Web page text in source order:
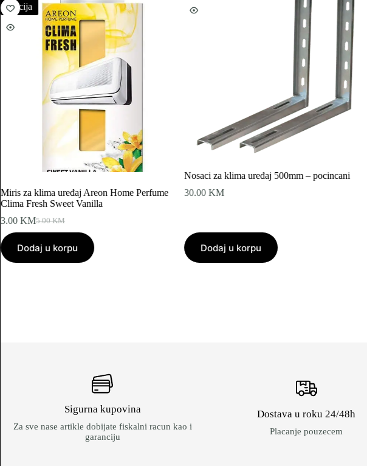
Akcija
Miris za klima uređaj Areon Home Perfume
Clima Fresh Sweet Vanilla
5.00KM
Original
was:
3.00 KMCurrent
is:
Dodaj u korpu
Nosaci za klima uređaj 500mm – pocincani
30.00 KM
Dodaj u korpu
Sigurna kupovina
Za sve nase artikle dobijate fiskalni racun kao i
garanciju
Dostava u roku 24/48h
Placanje pouzecem